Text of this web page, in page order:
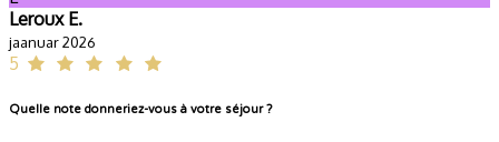
Leroux E.
jaanuar 2026
5
Quelle note donneriez-vous à votre séjour ?